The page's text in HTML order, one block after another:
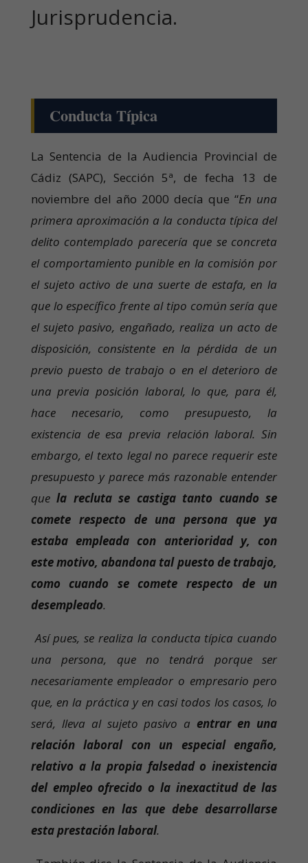
Jurisprudencia.
Conducta Típica
La Sentencia de la Audiencia Provincial de
Cádiz (SAPC), Sección 5ª, de fecha 13 de
noviembre del año 2000 decía que “En una
primera aproximación a la conducta típica del
delito contemplado parecería que se concreta
el comportamiento punible en la comisión por
el sujeto activo de una suerte de estafa, en la
que lo específico frente al tipo común sería que
el sujeto pasivo, engañado, realiza un acto de
disposición, consistente en la pérdida de un
previo puesto de trabajo o en el deterioro de
una previa posición laboral, lo que, para él,
hace necesario, como presupuesto, la
existencia de esa previa relación laboral. Sin
embargo, el texto legal no parece requerir este
presupuesto y parece más razonable entender
quela recluta se castiga tanto cuando se
comete respecto de una persona que ya
estaba empleada con anterioridad y, con
este motivo, abandona tal puesto de trabajo,
como cuando se comete respecto de un
desempleado.
Así pues, se realiza la conducta típica cuando
una persona, que no tendrá porque ser
necesariamente empleador o empresario pero
que, en la práctica y en casi todos los casos, lo
será, lleva al sujeto pasivo a entrar en una
relación laboral con un especial engaño,
relativo a la propia falsedad o inexistencia
del empleo ofrecido o la inexactitud de las
condiciones en las que debe desarrollarse
esta prestación laboral.